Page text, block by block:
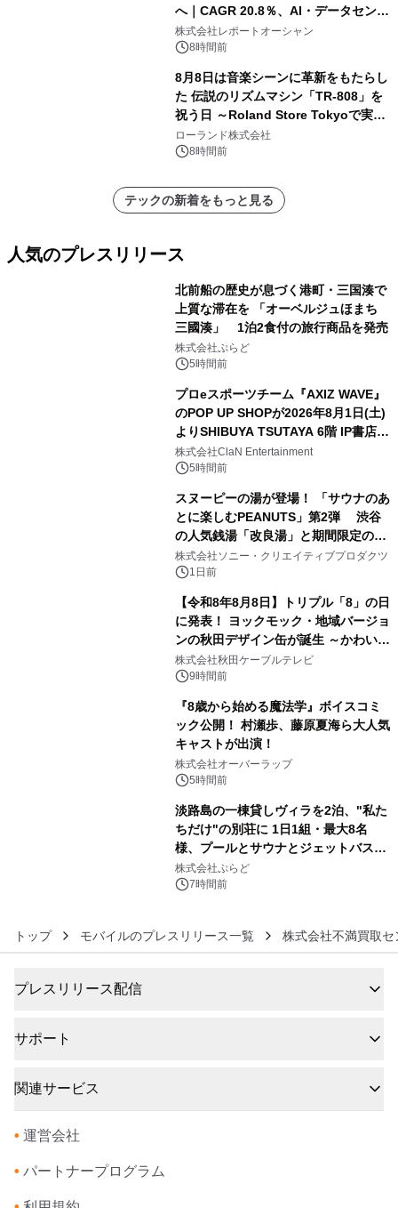
へ｜CAGR 20.8％、AI・データセンタ
ー需要が成長を牽引
株式会社レポートオーシャン
8時間前
8月8日は音楽シーンに革新をもたらし
た 伝説のリズムマシン「TR-808」を
祝う日 ～Roland Store Tokyoで実機
を展示しての 記念キャンペーンを開
催 英国ラジオ「NTS」の 特別プログ
アーティストを フィーチャーしたアニ
メーションを公開～
ローランド株式会社
8時間前
テックの新着をもっと見る
人気のプレスリリース
北前船の歴史が息づく港町・三国湊で
上質な滞在を 「オーベルジュほまち
三國湊」 1泊2食付の旅行商品を発売
株式会社ぷらど
5時間前
プロeスポーツチーム『AXIZ WAVE』
のPOP UP SHOPが2026年8月1日(土)
よりSHIBUYA TSUTAYA 6階 IP書店で
開催決定！！
株式会社ClaN Entertainment
5時間前
スヌーピーの湯が登場！ 「サウナのあ
とに楽しむPEANUTS」第2弾 渋谷
の人気銭湯「改良湯」と期間限定のコ
ラボレーション サウナイキタイコラ
ボグッズも発売決定！
株式会社ソニー・クリエイティブプロダクツ
1日前
【令和8年8月8日】トリプル「8」の日
に発表！ ヨックモック・地域バージョ
ンの秋田デザイン缶が誕生 ～かわいい
秋田犬の子犬と秋田の四季と名所を巡
るパッケージ～ 9月1日(火)秋田県内で
株式会社秋田ケーブルテレビ
9時間前
『8歳から始める魔法学』ボイスコミ
ック公開！ 村瀬歩、藤原夏海ら大人気
キャストが出演！
株式会社オーバーラップ
5時間前
淡路島の一棟貸しヴィラを2泊、"私た
ちだけ"の別荘に 1日1組・最大8名
様、プールとサウナとジェットバス付
きで Villa Mon Temps AWAJIの連泊
素泊りプラン
株式会社ぷらど
7時間前
トップ モバイルのプレスリリース一覧 株式会社不満買取セ
プレスリリース配信
サポート
関連サービス
• 運営会社
• パートナープログラム